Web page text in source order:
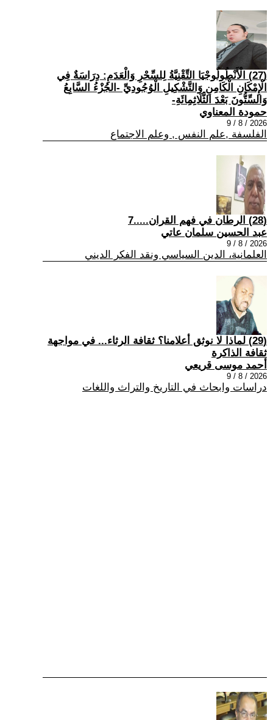
(27) الْأَنْطُولُوجْيَا التِّقْنِيَّةُ لِلسِّحْرِ وَالْعَدَمِ: دِرَاسَةٌ فِي
الْإِمْكَانِ الْكَامِنِ وَالتَّشْكِيلِ الْوُجُودِيِّ -الجُزْءُ السَّابِعُ
وَالسِّتُّونَ بَعْدَ الثَّلَاثِمِائَةِ-
حمودة المعناوي
2026 / 8 / 9
الفلسفة ,علم النفس , وعلم الاجتماع
(28) الرطان في فهم القران.....7
عبد الحسين سلمان عاتي
2026 / 8 / 9
العلمانية، الدين السياسي ونقد الفكر الديني
(29) لماذا لا نوثق أعلامنا؟ ثقافة الرثاء... في مواجهة
ثقافة الذاكرة
أحمد موسى قريعي
2026 / 8 / 9
دراسات وابحاث في التاريخ والتراث واللغات